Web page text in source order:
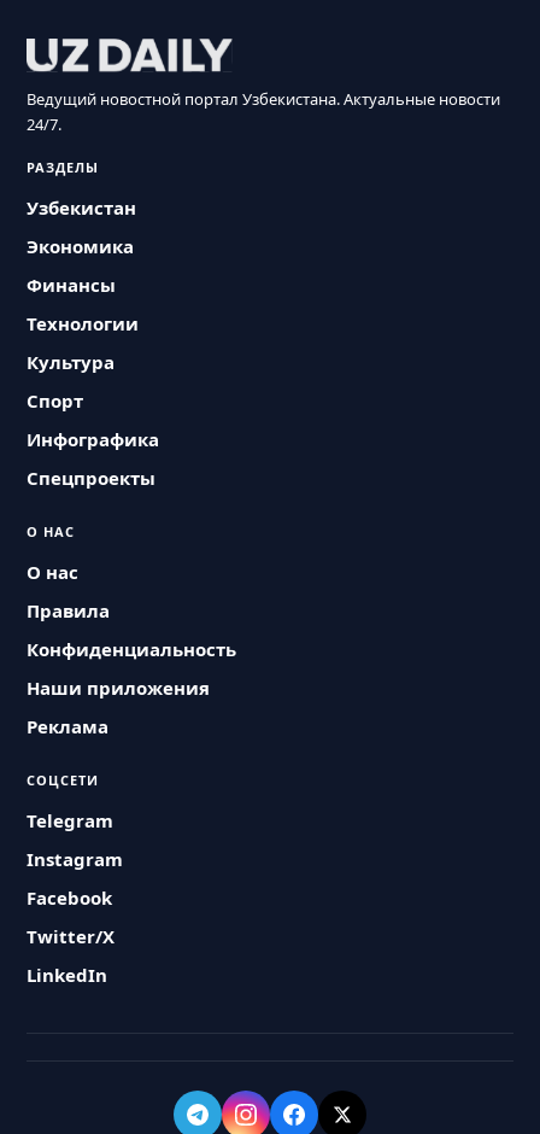
Ведущий новостной портал Узбекистана. Актуальные новости
24/7.
РАЗДЕЛЫ
Узбекистан
Экономика
Финансы
Технологии
Культура
Спорт
Инфографика
Спецпроекты
О НАС
О нас
Правила
Конфиденциальность
Наши приложения
Реклама
СОЦСЕТИ
Telegram
Instagram
Facebook
Twitter/X
LinkedIn